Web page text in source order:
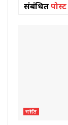
संबंधितपोस्ट
चर्चित